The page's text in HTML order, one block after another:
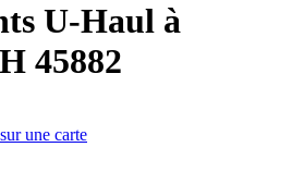
U-Haul à
45882
une carte